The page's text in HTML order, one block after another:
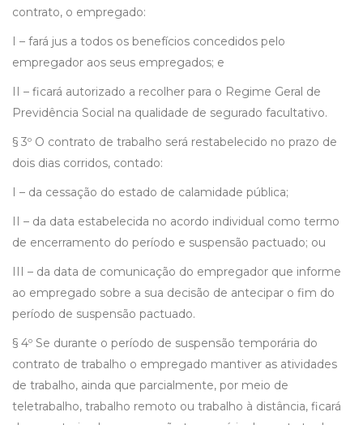
contrato, o empregado:
I – fará jus a todos os benefícios concedidos pelo
empregador aos seus empregados; e
II – ficará autorizado a recolher para o Regime Geral de
Previdência Social na qualidade de segurado facultativo.
§ 3º O contrato de trabalho será restabelecido no prazo de
dois dias corridos, contado:
I – da cessação do estado de calamidade pública;
II – da data estabelecida no acordo individual como termo
de encerramento do período e suspensão pactuado; ou
III – da data de comunicação do empregador que informe
ao empregado sobre a sua decisão de antecipar o fim do
período de suspensão pactuado.
§ 4º Se durante o período de suspensão temporária do
contrato de trabalho o empregado mantiver as atividades
de trabalho, ainda que parcialmente, por meio de
teletrabalho, trabalho remoto ou trabalho à distância, ficará